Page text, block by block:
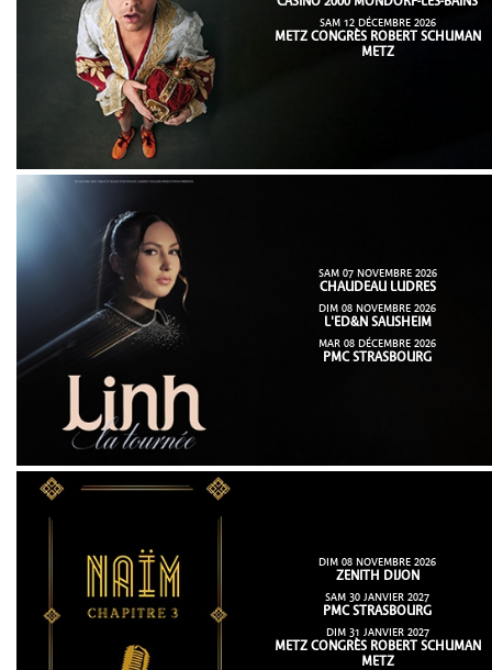
SAM 12 DÉCEMBRE 2026
METZ CONGRÈS ROBERT SCHUMAN
METZ
SAM 07 NOVEMBRE 2026
CHAUDEAU LUDRES
DIM 08 NOVEMBRE 2026
L'ED&N SAUSHEIM
MAR 08 DÉCEMBRE 2026
PMC STRASBOURG
DIM 08 NOVEMBRE 2026
ZENITH DIJON
SAM 30 JANVIER 2027
PMC STRASBOURG
DIM 31 JANVIER 2027
METZ CONGRÈS ROBERT SCHUMAN
METZ